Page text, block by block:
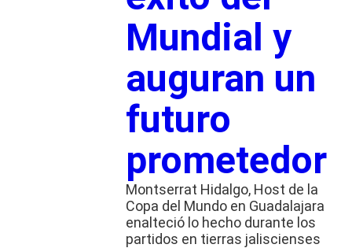
Mundial y
auguran un
futuro
prometedor
Montserrat Hidalgo, Host de la
Copa del Mundo en Guadalajara
enalteció lo hecho durante los
partidos en tierras jaliscienses